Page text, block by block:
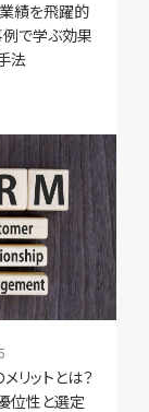
績を飛躍的
例で学ぶ効果
法
リットとは？
位性と選定